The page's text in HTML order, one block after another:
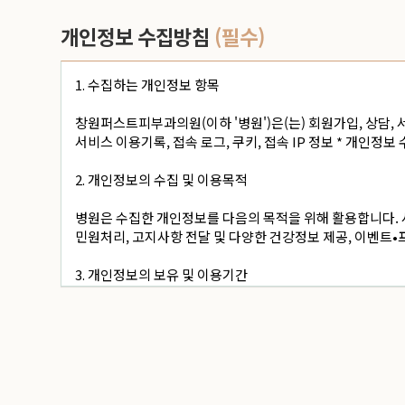
개인정보 수집방침 (필수)